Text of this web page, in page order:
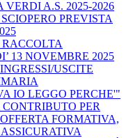
A.S. 2025-2026
PREVISTA
13 NOVEMBRE 2025
USCITE
IO LEGGO PERCHE'"
PER
FORMATIVA,